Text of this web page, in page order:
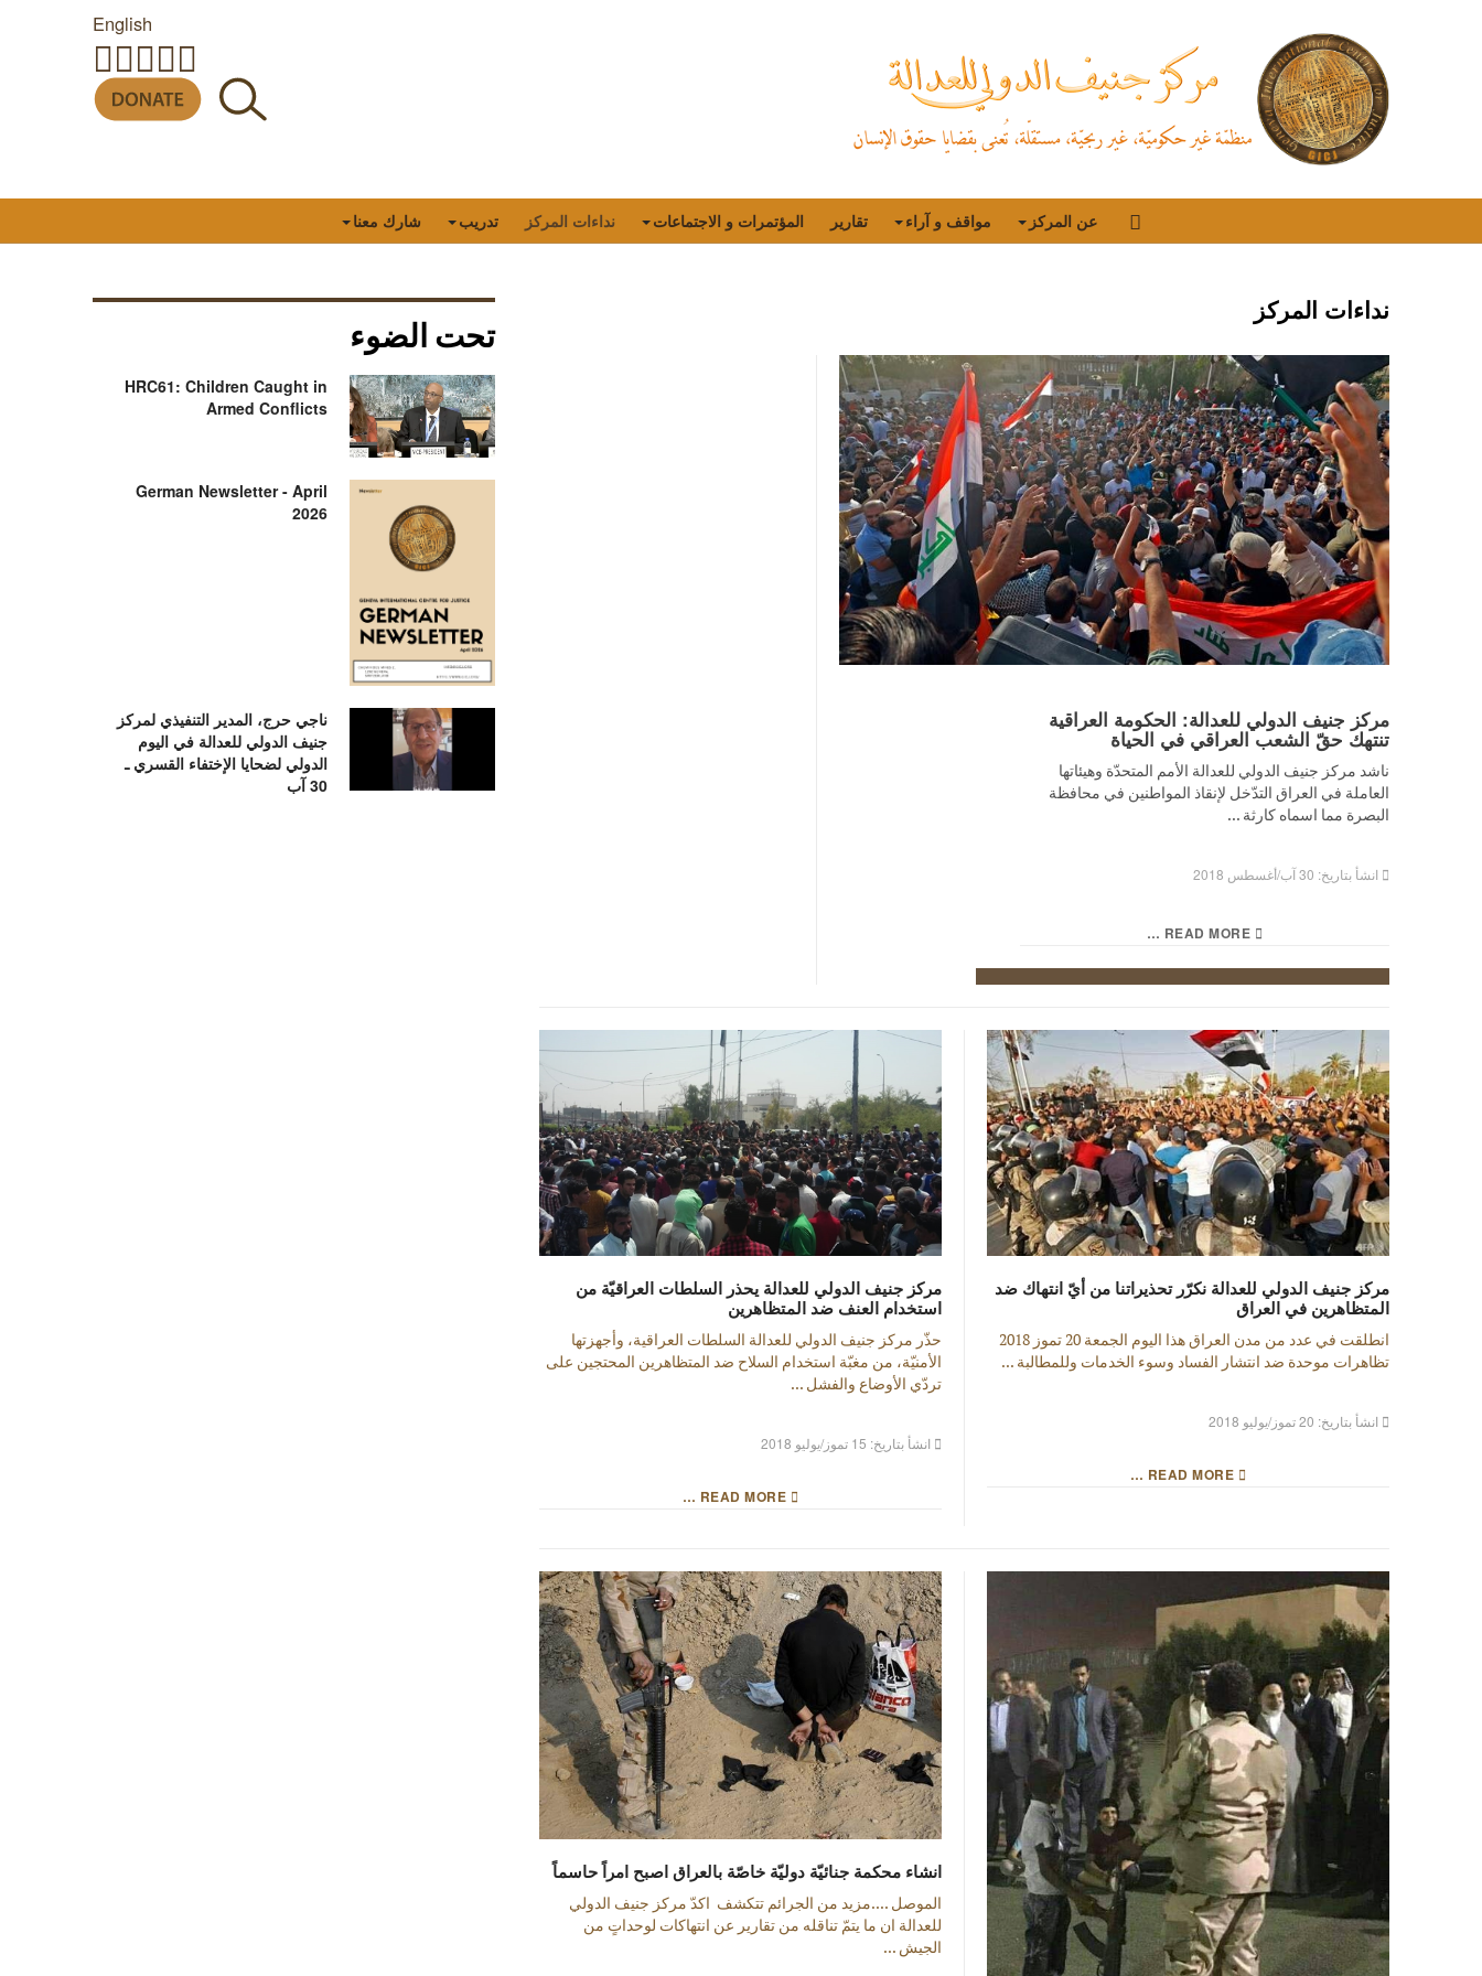
English
عن المركز مواقف و آراء تقارير المؤتمرات و الاجتماعات نداءات المركز تدريب شارك معنا
نداءات المركز
مركز جنيف الدولي للعدالة: الحكومة العراقية
تنتهك حقّ الشعب العراقي في الحياة
ناشد مركز جنيف الدولي للعدالة الأمم المتحدّة وهيئاتها
العاملة في العراق التدّخل لإنقاذ المواطنين في محافظة
البصرة مما اسماه كارثة ...
انشأ بتاريخ: 30 آب/أغسطس 2018
مركز جنيف الدولي للعدالة نكرّر تحذيراتنا من أيّ انتهاك ضد
المتظاهرين في العراق
انطلقت في عدد من مدن العراق هذا اليوم الجمعة 20 تموز 2018
تظاهرات موحدة ضد انتشار الفساد وسوء الخدمات وللمطالبة ...
انشأ بتاريخ: 20 تموز/يوليو 2018
مركز جنيف الدولي للعدالة يحذر السلطات العراقيّة من
استخدام العنف ضد المتظاهرين
حذّر مركز جنيف الدولي للعدالة السلطات العراقية، وأجهزتها
الأمنيّة، من مغبّة استخدام السلاح ضد المتظاهرين المحتجين على
تردّي الأوضاع والفشل ...
انشأ بتاريخ: 15 تموز/يوليو 2018
انشاء محكمة جنائيّة دوليّة خاصّة بالعراق اصبح امراً حاسماً
الموصل ....مزيد من الجرائم تتكشف اكدّ مركز جنيف الدولي
للعدالة ان ما يتمّ تناقله من تقارير عن انتهاكات لوحداتٍ من
الجيش ...
تحت الضوء
HRC61: Children Caught in
Armed Conflicts
German Newsletter - April
2026
ناجي حرج، المدير التنفيذي لمركز
جنيف الدولي للعدالة في اليوم
الدولي لضحايا الإختفاء القسري ـ
30 آب